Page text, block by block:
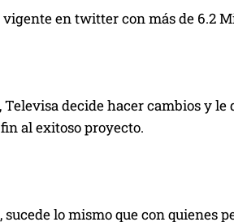
vigente en twitter con más de 6.2
Televisa decide hacer cambios y
al exitoso proyecto.
sucede lo mismo que con quienes